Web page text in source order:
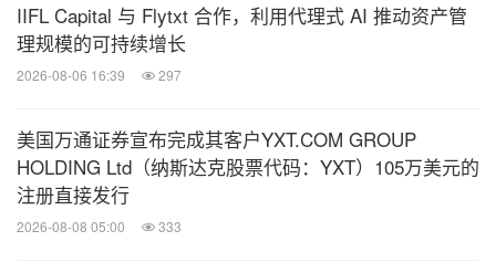
IIFL Capital 与 Flytxt 合作，利用代理式 AI 推动资产管
理规模的可持续增长
2026-08-06 16:39 297
美国万通证券宣布完成其客户YXT.COM GROUP
HOLDING Ltd（纳斯达克股票代码：YXT）105万美元的
注册直接发行
2026-08-08 05:00 333